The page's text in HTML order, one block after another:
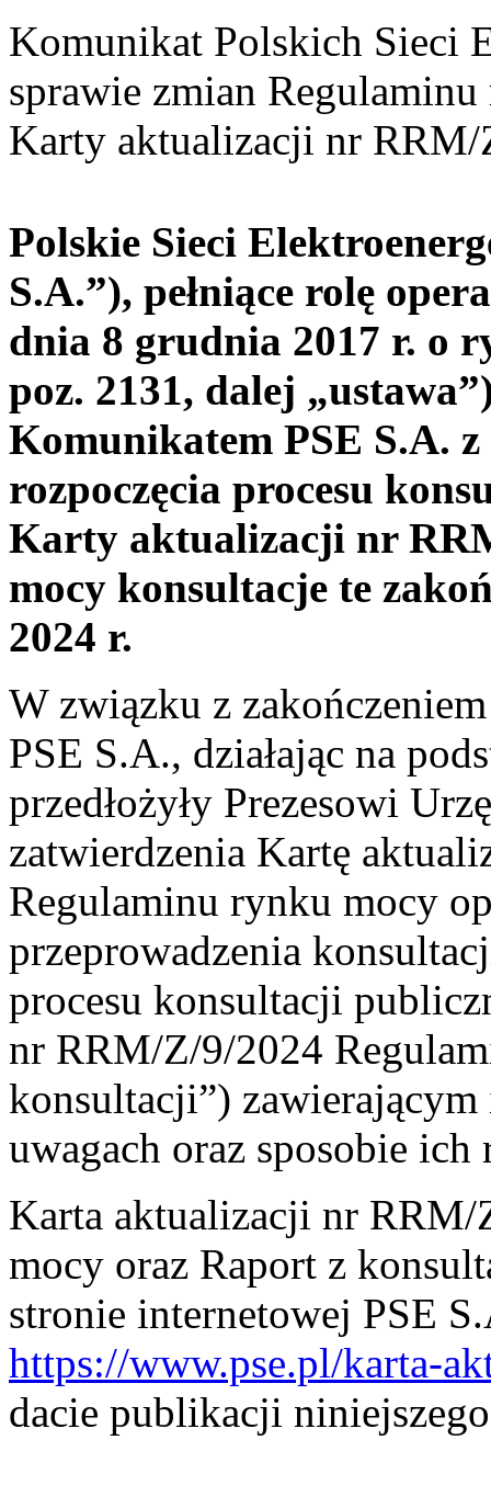
Komunikat Polskich Sieci
sprawie zmian
Karty aktualizacji nr
Polskie Sieci
S.A.”), pełniące rolę
dnia 8 grudnia 2017 r. o
poz. 2131, dalej
Komunikatem PSE S.A.
rozpoczęcia procesu
Karty aktualizacji nr
mocy konsultacje te
2024 r.
W związku z
PSE S.A., działając na
przedłożyły Prezesowi
zatwierdzenia Kartę
Regulaminu rynku mocy
przeprowadzenia
procesu konsultacji
nr RRM/Z/9/2024
konsultacji”)
uwagach oraz sposobie ich
Karta aktualizacji nr
mocy oraz Raport z
stronie internetowej PSE
https://www.pse.pl/karta-
dacie publikacji